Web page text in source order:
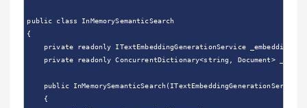
public class InMemorySemanticSearch
{
private readonly ITextEmbeddingGenerationService
private readonly ConcurrentDictionary<string, Document>
public InMemorySemanticSearch(ITextEmbeddingGenerationService
    {